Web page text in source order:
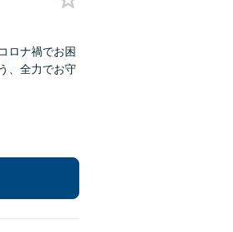
ロナ禍でお困
、全力でお守